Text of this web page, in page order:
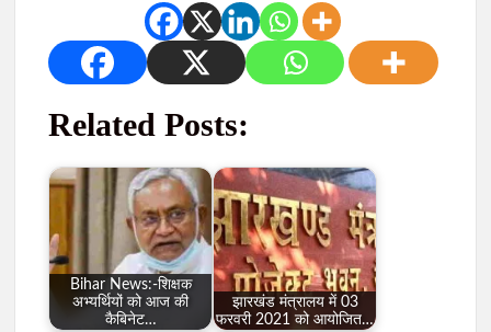
Related Posts:
Bihar News:-शिक्षक
अभ्यर्थियों को आज की
कैबिनेट…
झारखंड मंत्रालय में 03
फरवरी 2021 को आयोजित…